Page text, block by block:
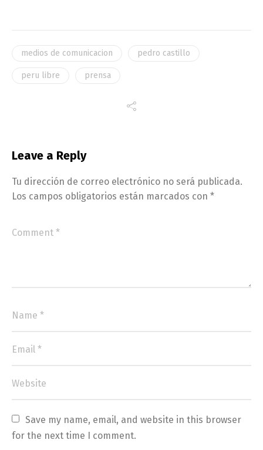
medios de comunicacion pedro castillo
peru libre prensa
Leave a Reply
Tu dirección de correo electrónico no será publicada.
Los campos obligatorios están marcados con *
Save my name, email, and website in this browser
for the next time I comment.